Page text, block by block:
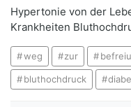
Hypertonie von der
Krankheiten
weg zur
bluthochdruck